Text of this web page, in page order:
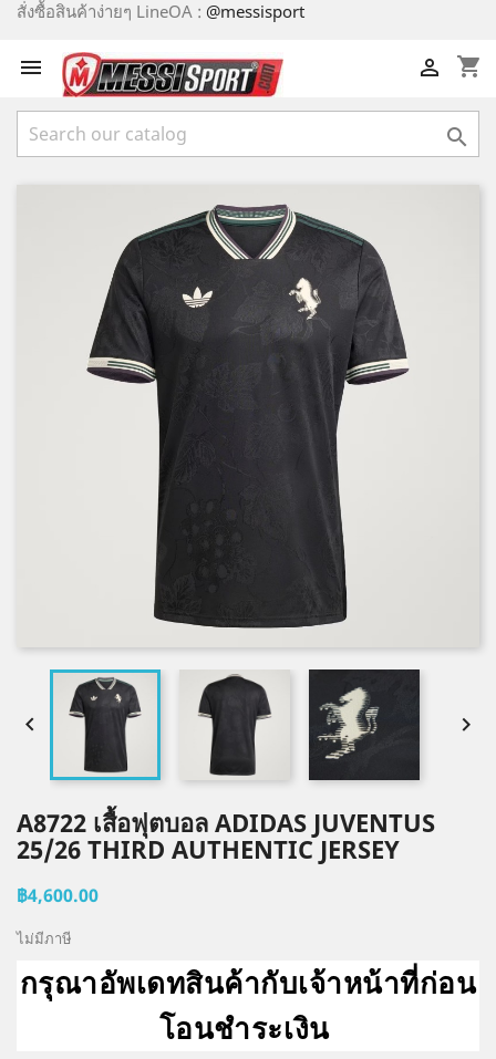
สั่งซื้อสินค้าง่ายๆ LineOA : @messisport
 shopping_cart


 
A8722 เสื้อฟุตบอล ADIDAS JUVENTUS
25/26 THIRD AUTHENTIC JERSEY
฿4,600.00
ไม่มีภาษี
กรุณาอัพเดทสินค้ากับเจ้าหน้าที่ก่อน
โอนชำระเงิน